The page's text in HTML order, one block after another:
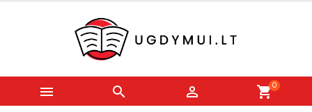
   shopping_cart0